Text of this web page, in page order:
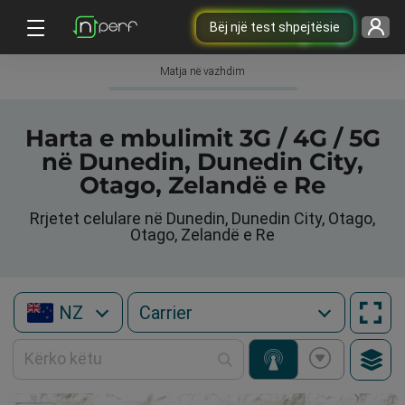
Bëj një test shpejtësie
Matja në vazhdim
Harta e mbulimit 3G / 4G / 5G
në Dunedin, Dunedin City,
Otago, Zelandë e Re
Rrjetet celulare në Dunedin, Dunedin City, Otago,
Otago, Zelandë e Re
NZ